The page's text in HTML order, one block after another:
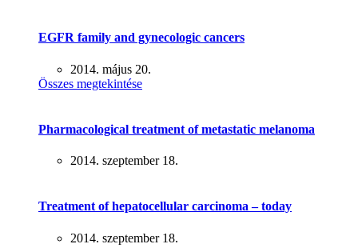
EGFR family and gynecologic cancers
2014. május 20.
Összes megtekintése
Pharmacological treatment of metastatic melanoma
2014. szeptember 18.
Treatment of hepatocellular carcinoma – today
2014. szeptember 18.